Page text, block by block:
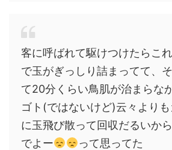
客に呼ばれて駆けつけたらこ
で玉がぎっしり詰まってて、
て20分くらい鳥肌が治まらな
ゴト(ではないけど)云々より
に玉飛び散って回収だるいか
でよー
って思ってた